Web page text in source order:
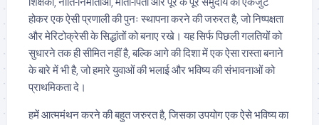
होकर एक ऐसी प्रणाली की पुनः स्थापना करने की जरुरत है, जो निष्पक्षता
और मेरिटोक्रेसी के सिद्धांतों को बनाए रखे। यह सिर्फ पिछली गलतियों को
सुधारने तक ही सीमित नहीं है, बल्कि आगे की दिशा में एक ऐसा रास्ता बनाने
के बारे में भी है, जो हमारे युवाओं की भलाई और भविष्य की संभावनाओं को
प्राथमिकता दे।
हमें आत्ममंथन करने की बहुत जरुरत है, जिसका उपयोग एक ऐसे भविष्य का